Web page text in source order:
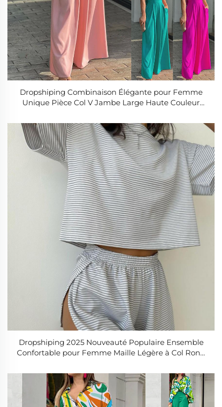
Dropshiping Combinaison Élégante pour Femme
Unique Pièce Col V Jambe Large Haute Couleur
Dropshiping 2025 Nouveauté Populaire Ensemble
Confortable pour Femme Maille Légère à Col Rond
Large